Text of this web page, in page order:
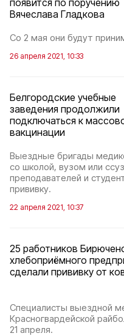
Вячеслава Гладкова
Со 2 мая они будут
26 апреля 2021, 10:33
Белгородские учебные
заведения продолжили
подключаться к
вакцинации
Выездные бригады
со школой, вузом или
преподавателей и
прививку.
22 апреля 2021, 10:37
25 работников
хлебоприёмного
сделали прививку от
Специалисты выездной
Красногвардейской
21 апреля.